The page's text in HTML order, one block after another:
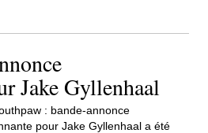
Jake Gyllenhaal
: bande-annonce
pour Jake Gyllenhaal a été